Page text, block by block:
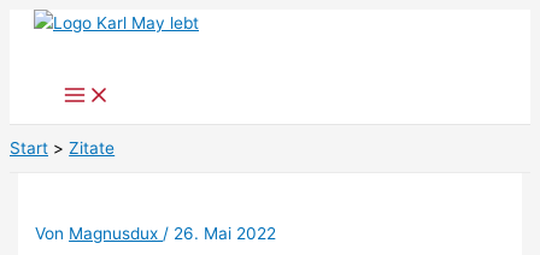
Zum
Start Zitate
Von Magnusdux / 26. Mai 2022